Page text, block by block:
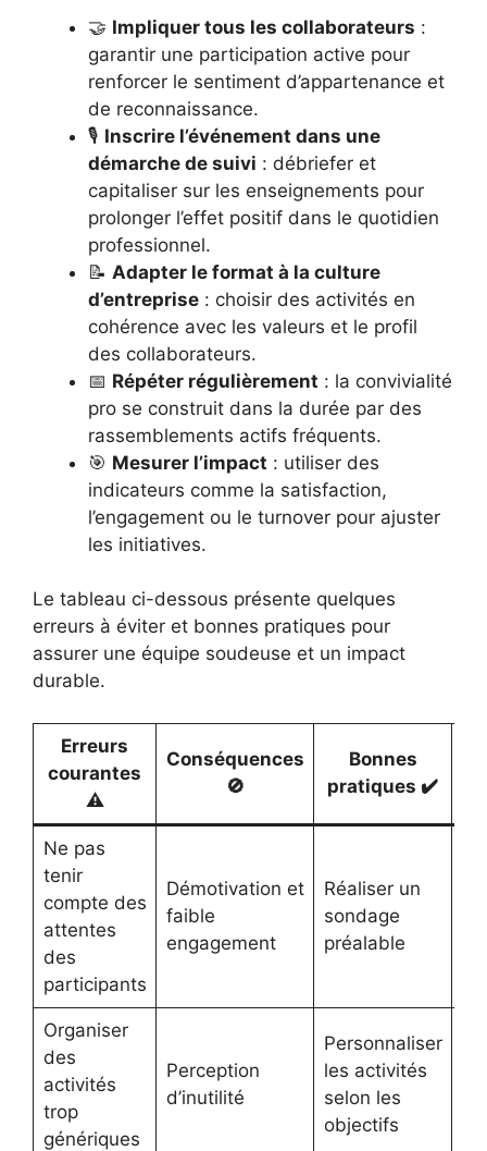
🤝 Impliquer tous les collaborateurs :
garantir une participation active pour
renforcer le sentiment d’appartenance et
de reconnaissance.
🎙️ Inscrire l’événement dans une
démarche de suivi : débriefer et
capitaliser sur les enseignements pour
prolonger l’effet positif dans le quotidien
professionnel.
📝 Adapter le format à la culture
d’entreprise : choisir des activités en
cohérence avec les valeurs et le profil
des collaborateurs.
📅 Répéter régulièrement : la convivialité
pro se construit dans la durée par des
rassemblements actifs fréquents.
🎯 Mesurer l’impact : utiliser des
indicateurs comme la satisfaction,
l’engagement ou le turnover pour ajuster
les initiatives.
Le tableau ci-dessous présente quelques
erreurs à éviter et bonnes pratiques pour
assurer une équipe soudeuse et un impact
durable.
Erreurs
courantes
⚠️
Conséquences
🚫
Bonnes
pratiques ✔️
Ne pas
tenir
compte des
attentes
des
participants
Démotivation et
faible
engagement
Réaliser un
sondage
préalable
Organiser
des
activités
trop
génériques
Perception
d’inutilité
Personnaliser
les activités
selon les
objectifs